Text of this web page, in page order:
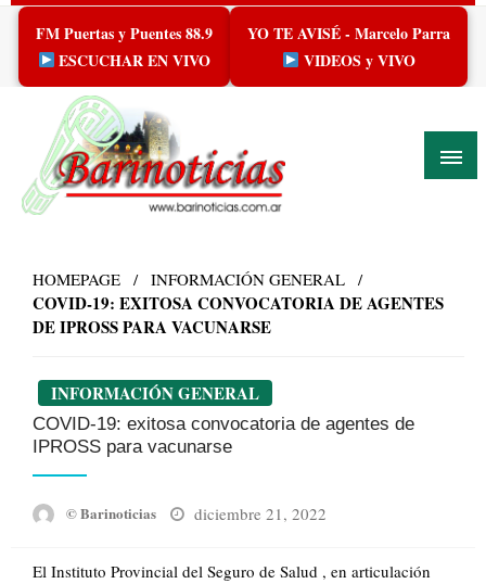
Skip
content
FM Puertas y Puentes 88.9
ESCUCHAR EN VIVO
YO TE AVISÉ - Marcelo Parra
VIDEOS y VIVO
HOMEPAGE INFORMACIÓN GENERAL
COVID-19: EXITOSA CONVOCATORIA DE AGENTES
DE IPROSS PARA VACUNARSE
INFORMACIÓN GENERAL
COVID-19: exitosa convocatoria de agentes de
IPROSS para vacunarse
© Barinoticias
Posted
diciembre 21, 2022
El Instituto Provincial del Seguro de Salud , en articulación